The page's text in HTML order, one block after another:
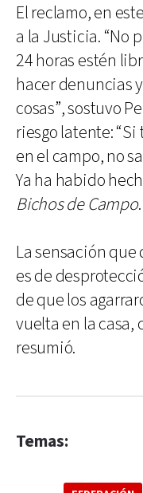
El reclamo, en
a la Justicia. “No
24 horas estén
hacer denuncias
cosas”, sostuvo
riesgo latente:
en el campo, no
Ya ha habido
Bichos de Campo.
La sensación
es de
de que los
vuelta en la casa,
resumió.
Temas: